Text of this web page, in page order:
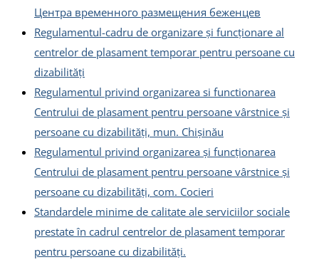
Центра временного размещения беженцев
Regulamentul-cadru de organizare și funcționare al
centrelor de plasament temporar pentru persoane cu
dizabilități
Regulamentul privind organizarea si functionarea
Centrului de plasament pentru persoane vârstnice și
persoane cu dizabilități, mun. Chișinău
Regulamentul privind organizarea și funcționarea
Centrului de plasament pentru persoane vârstnice și
persoane cu dizabilități, com. Cocieri
Standardele minime de calitate ale serviciilor sociale
prestate în cadrul centrelor de plasament temporar
pentru persoane cu dizabilități.